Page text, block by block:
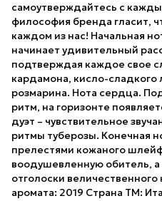
самоутверждайтесь с
философия бренда гласит,
каждом из нас! Начальная
начинает удивительный
подтверждая каждое свое
кардамона, кисло-
розмарина. Нота сердца.
ритм, на горизонте
дуэт – чувствительное
ритмы туберозы. Конечная
прелестями кожаного
воодушевленную обитель, а
отголоски
аромата: 2019 Страна ТМ: